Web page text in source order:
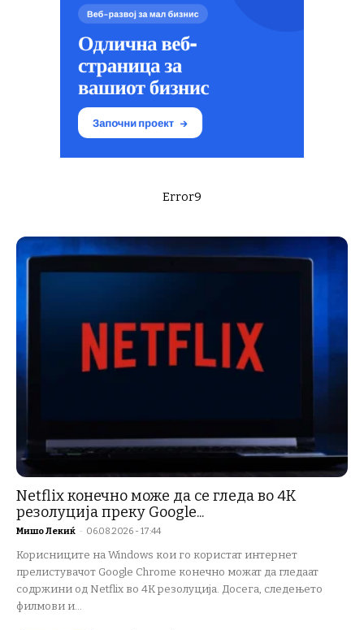
Error9
Netflix конечно може да се гледа во 4K
резолуција преку Google...
Мишо Лекиќ - 06.08.2026 - 17:44
Корисниците на Windows кои го користат интернет
прелистувачот Google Chrome конечно можат да гледаат
содржини од Netflix во 4K резолуција. Досега, следењето
филмови и...